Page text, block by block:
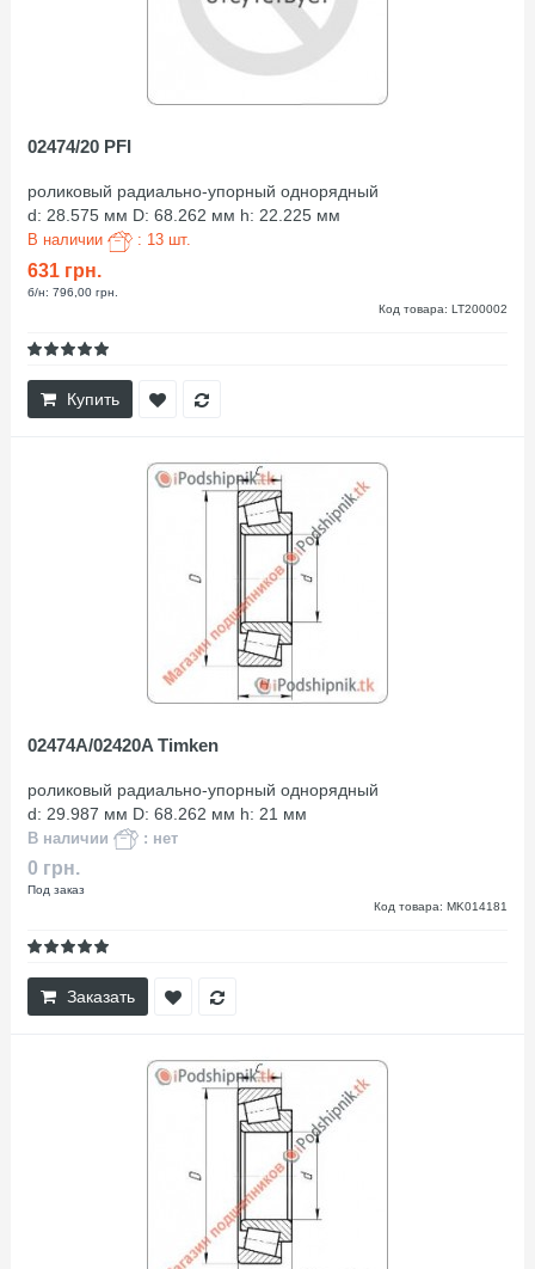
02474/20 PFI
роликовый радиально-упорный однорядный
d: 28.575 мм D: 68.262 мм h: 22.225 мм
В наличии : 13 шт.
631 грн.
б/н: 796,00 грн.
Код товара: LT200002
Купить
02474A/02420A Timken
роликовый радиально-упорный однорядный
d: 29.987 мм D: 68.262 мм h: 21 мм
В наличии : нет
0 грн.
Под заказ
Код товара: MK014181
Заказать